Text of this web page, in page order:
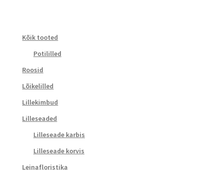
Kõik tooted
Potililled
Roosid
Lõikelilled
Lillekimbud
Lilleseaded
Lilleseade karbis
Lilleseade korvis
Leinafloristika